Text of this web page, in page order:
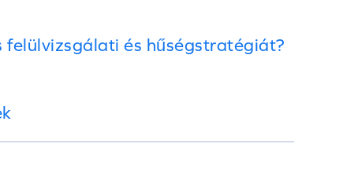
felülvizsgálati és hűségstratégiát?